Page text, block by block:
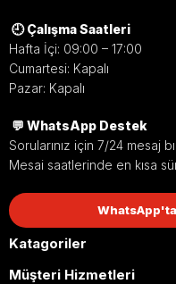
🕘 Çalışma Saatleri
Hafta İçi: 09:00 – 17:00
Cumartesi: Kapalı
Pazar: Kapalı
💬 WhatsApp Destek
Sorularınız için 7/24 mesaj
Mesai saatlerinde en kısa
Katagoriler
Müşteri Hizmetleri